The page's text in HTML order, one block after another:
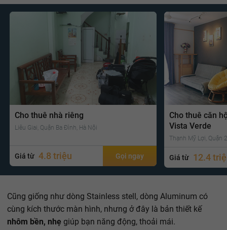
Cho thuê nhà riêng
Liễu Giai, Quận Ba Đình, Hà Nội
Giá từ 4.8 triệu Gọi ngay
Cho thuê căn
Vista Verde
Thạnh Mỹ Lợi, Quận
Giá từ 12.4
Cũng giống như dòng Stainless stell, dòng Aluminum có
cùng kích thước màn hình, nhưng ở đây là bản thiết kế
nhôm bền, nhẹ giúp bạn năng động, thoải mái.